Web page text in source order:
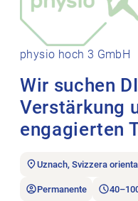
physio hoch 3 GmbH
Wir suchen
Verstärkung
engagierten
Uznach, Svizzera
Permanente